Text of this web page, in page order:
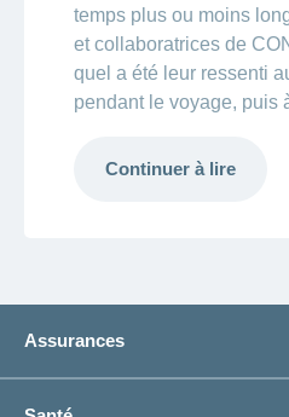
temps plus ou moins
et collaboratrices de
quel a été leur ressenti
pendant le voyage, puis
Continuer à lire
Assurances